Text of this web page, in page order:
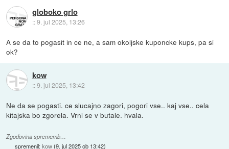
globoko grlo
::9. jul 2025, 13:26
A se da to pogasit in ce ne, a sam okoljske kuponcke kups, pa si
ok?
kow
::9. jul 2025, 13:42
Ne da se pogasti. ce slucajno zagori, pogori vse.. kaj vse.. cela
kitajska bo zgorela. Vrni se v butale. hvala.
Zgodovina sprememb…
spremenil:kow(9. jul 2025 ob 13:42)